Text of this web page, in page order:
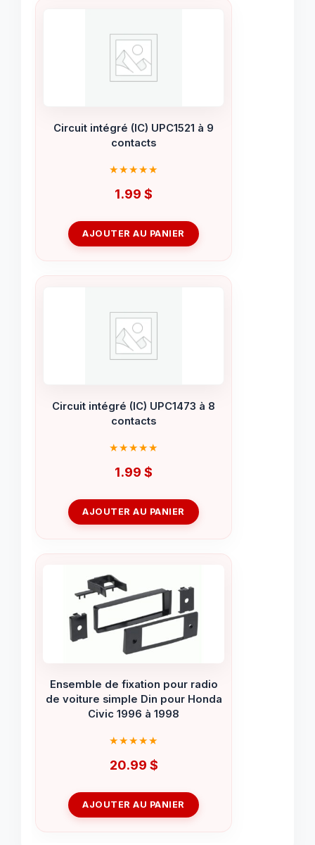
Circuit intégré (IC) UPC1521 à 9
contacts
1.99 $
AJOUTER AU PANIER
Circuit intégré (IC) UPC1473 à 8
contacts
1.99 $
AJOUTER AU PANIER
Ensemble de fixation pour radio
de voiture simple Din pour Honda
Civic 1996 à 1998
20.99 $
AJOUTER AU PANIER